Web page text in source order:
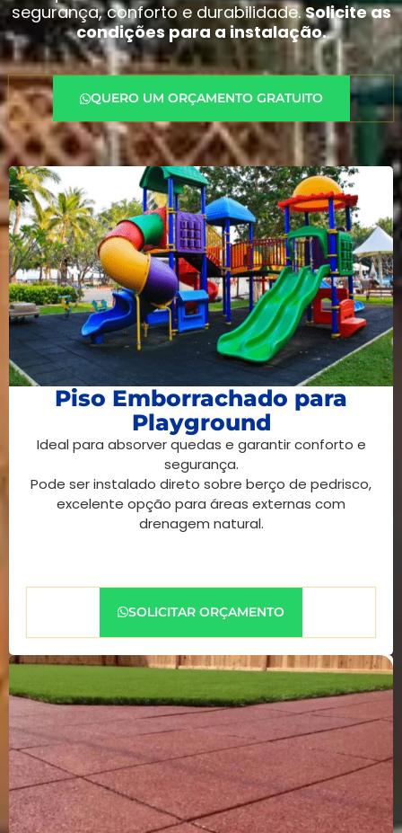
segurança, conforto e durabilidade.Solicite as
condições para a instalação.
QUERO UM ORÇAMENTO GRATUITO
Piso Emborrachado para
Playground
Ideal para absorver quedas e garantir conforto e
segurança.
Pode ser instalado direto sobre berço de pedrisco,
excelente opção para áreas externas com
drenagem natural.
SOLICITAR ORÇAMENTO